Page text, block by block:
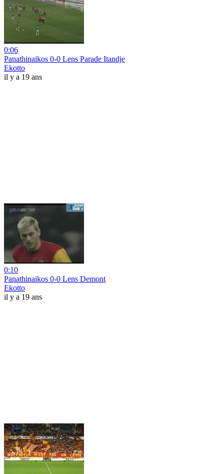
0:06
Panathinaikos 0-0 Lens Parade Itandje
Ekotto
il y a 19 ans
0:10
Panathinaikos 0-0 Lens Demont
Ekotto
il y a 19 ans